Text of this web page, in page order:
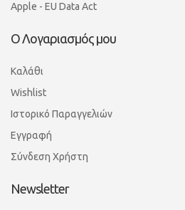
Apple - EU Data Act
Ο Λογαριασμός μου
Καλάθι
Wishlist
Ιστορικό Παραγγελιών
Εγγραφή
Σύνδεση Χρήστη
Newsletter